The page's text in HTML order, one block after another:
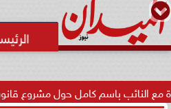
باسم كامل حول مشروع قانون إنشاء...